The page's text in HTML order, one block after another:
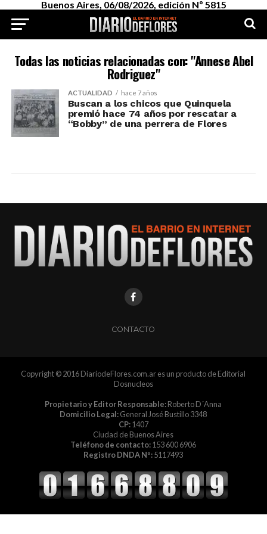
Buenos Aires, 06/08/2026, edición Nº 5815
Todas las noticias relacionadas con: "Annese Abel
Rodriguez"
ACTUALIDAD hace 7 años
Buscan a los chicos que Quinquela
premió hace 74 años por rescatar a
“Bobby” de una perrera de Flores
CONTACTO
Copyright © 2016 DiariodeFlores.com.ar es un producto de Editorial
Dosnucleos
Propietario y Editor Responsable:Roberto D´Anna
Domicilio Legal:General José Bustillo 3348
CP:1407
Ciudad de Buenos Aires
Teléfono de contacto:153 600 6906
Registro DNDA Nº:5117493